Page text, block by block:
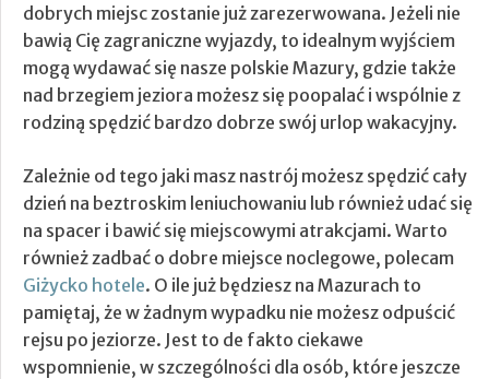
dobrych miejsc zostanie już zarezerwowana. Jeżeli nie
bawią Cię zagraniczne wyjazdy, to idealnym wyjściem
mogą wydawać się nasze polskie Mazury, gdzie także
nad brzegiem jeziora możesz się poopalać i wspólnie z
rodziną spędzić bardzo dobrze swój urlop wakacyjny.
Zależnie od tego jaki masz nastrój możesz spędzić cały
dzień na beztroskim leniuchowaniu lub również udać się
na spacer i bawić się miejscowymi atrakcjami. Warto
również zadbać o dobre miejsce noclegowe, polecam
Giżycko hotele. O ile już będziesz na Mazurach to
pamiętaj, że w żadnym wypadku nie możesz odpuścić
rejsu po jeziorze. Jest to de fakto ciekawe
wspomnienie, w szczególności dla osób, które jeszcze